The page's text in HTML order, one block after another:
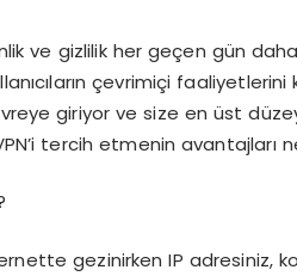
ve gizlilik her geçen gün
çevrimiçi
giriyor ve size en üst
VPN’i tercih etmenin
gezinirken IP adresiniz,